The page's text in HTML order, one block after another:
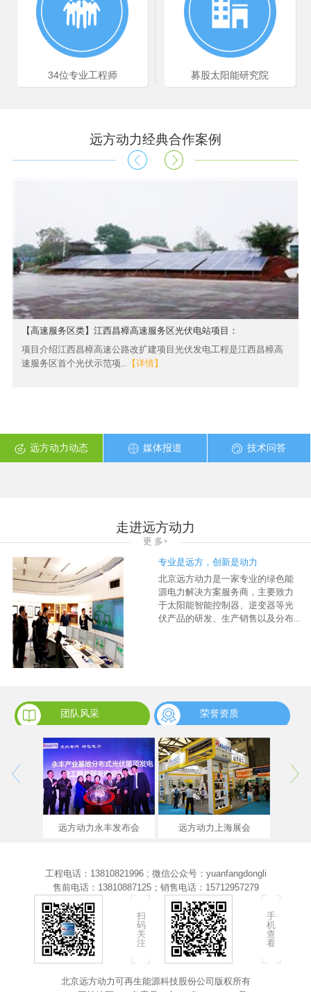
太阳能一体化灯 磷酸铁锂电池
太阳能智慧路灯
34位专业工程师 募股太阳能研究院
远方动力经典合作案例
【高速服务区类】江西昌樟高速服务区光伏电站项目：
项目介绍江西昌樟高速公路改扩建项目光伏发电工程是江西昌樟高
速服务区首个光伏示范项...【详情】
远方动力动态 媒体报道 技术问答
走进远方动力
更 多+
专业是远方，创新是动力
北京远方动力是一家专业的绿色能
源电力解决方案服务商，主要致力
于太阳能智能控制器、逆变器等光
伏产品的研发、生产销售以及分布...
团队风采 荣誉资质
远方动力永丰发布会 远方动力上海展会
工程电话：13810821996 ; 微信公众号：yuanfangdongli
售前电话：13810887125；销售电话：15712957279
扫
码
关
注
手
机
查
看
北京远方动力可再生能源科技股份公司版权所有